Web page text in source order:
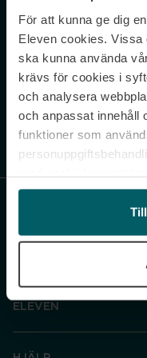
För att kunna ge dig
Eleven cookies. Vissa
ska kunna använda
krävs för cookies i
och analysera
och anpassat innehåll
funktioner som
och gå vidare”
under ”Inställningar”
cookies. Du kan
Never miss
Sign up to
Genom att prenumerera
ELEVEN